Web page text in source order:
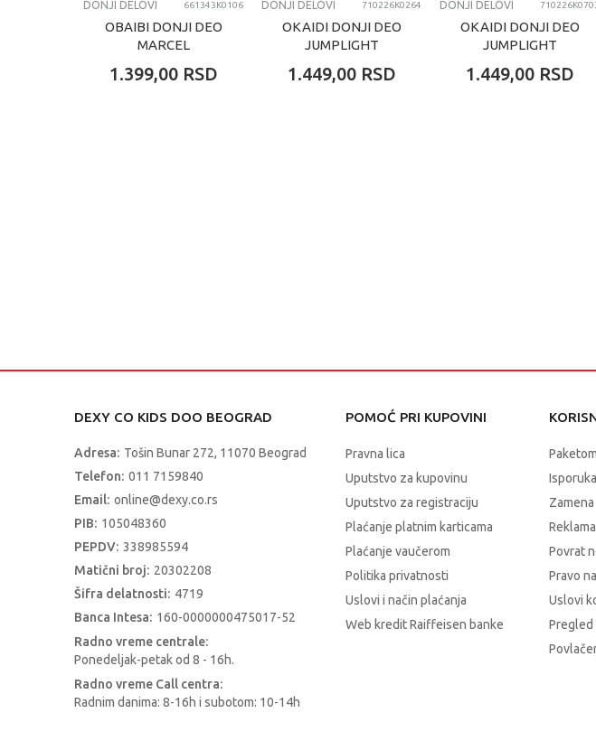
DONJI DELOVI 661343K0106
OBAIBI DONJI DEO
MARCEL
1.399,00 RSD
DONJI DELOVI 710226K0264
OKAIDI DONJI DEO
JUMPLIGHT
1.449,00 RSD
DONJI DELOVI
OKAIDI DONJI DEO
JUMPLIGHT
1.449,00 RSD
DEXY CO KIDS DOO BEOGRAD
Adresa: Tošin Bunar 272, 11070 Beograd
Telefon: 011 7159840
Email: online@dexy.co.rs
PIB: 105048360
PEPDV: 338985594
Matični broj: 20302208
Šifra delatnosti: 4719
Banca Intesa: 160-0000000475017-52
Radno vreme centrale:
Ponedeljak-petak od 8 - 16h.
Radno vreme Call centra:
Radnim danima: 8-16h i subotom: 10-14h
POMOĆ PRI KUPOVINI
Pravna lica
Uputstvo za kupovinu
Uputstvo za registraciju
Plaćanje platnim karticama
Plaćanje vaučerom
Politika privatnosti
Uslovi i način plaćanja
Web kredit Raiffeisen banke
Isporuka
Zamena
Povrat
Pravo
Uslovi
Pregled